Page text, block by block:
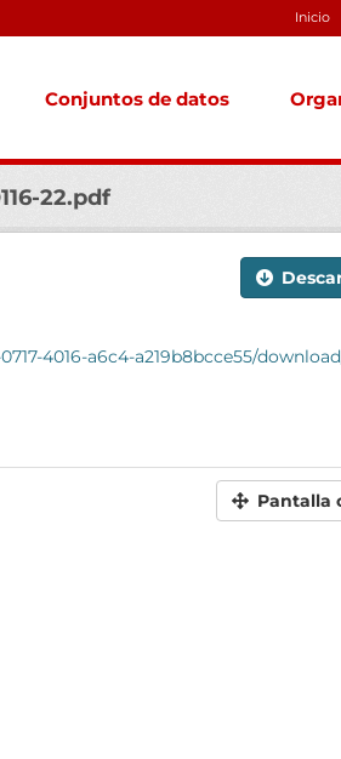
Inicio
Conjuntos de datos
22.pdf
4016-a6c4-a219b8bcce55/
Pantalla